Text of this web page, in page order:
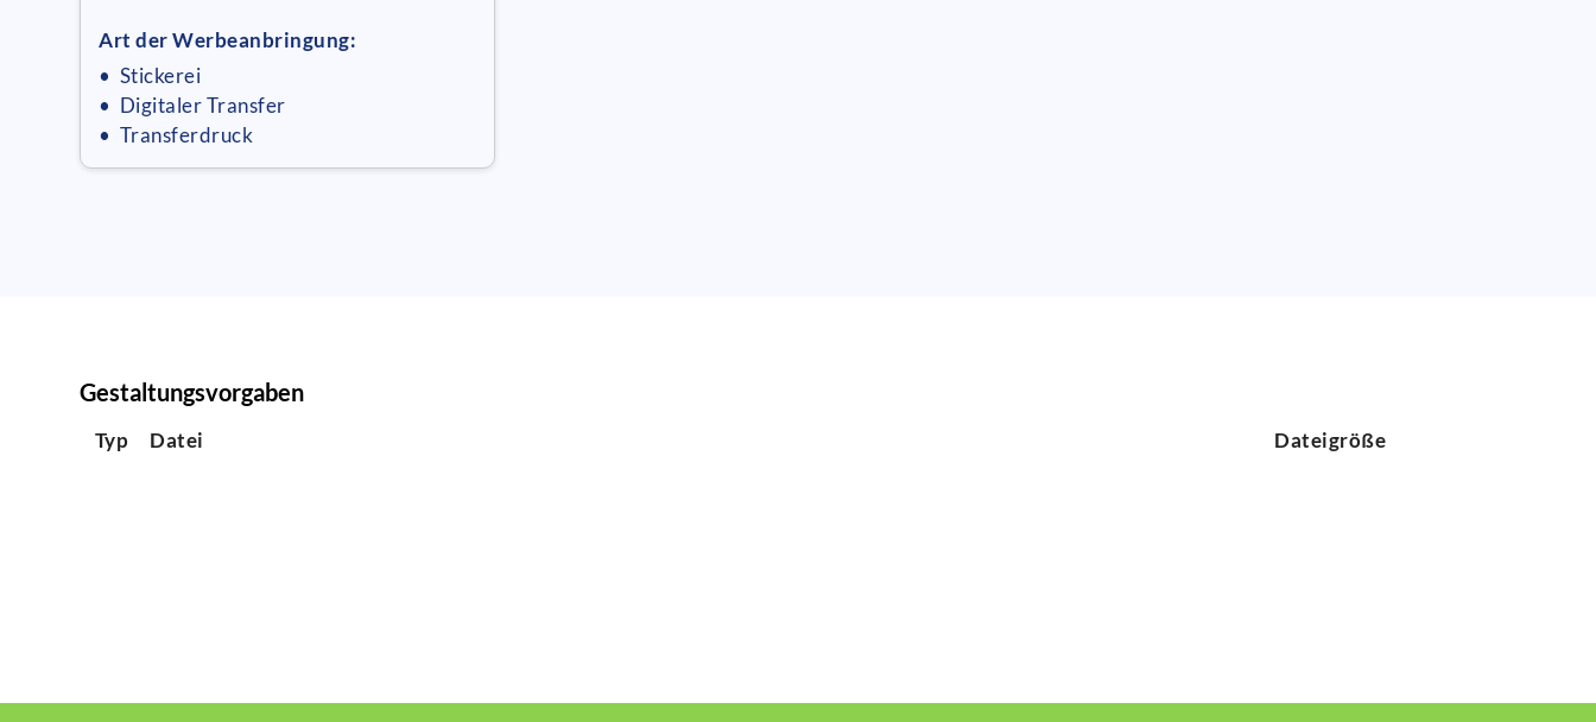
Art der Werbeanbringung:
• Stickerei
• Digitaler Transfer
• Transferdruck
Gestaltungsvorgaben
Typ Datei Dateigröße